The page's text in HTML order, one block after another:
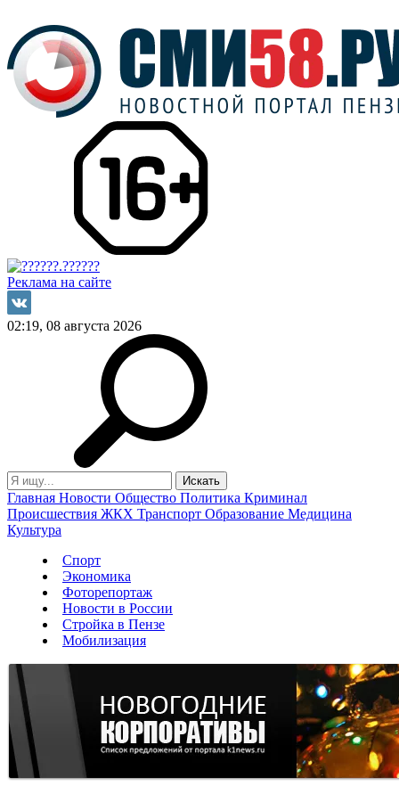
Реклама на сайте
02:19, 08 августа 2026
Главная Новости Общество Политика Криминал
Происшествия ЖКХ Транспорт Образование Медицина
Культура
Спорт
Экономика
Фоторепортаж
Новости в России
Стройка в Пензе
Мобилизация